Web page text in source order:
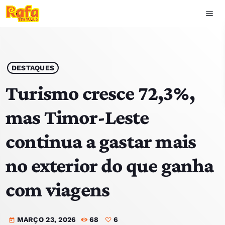
menu
play_arrow OUVIR RAFA
HOME
NOTÍCIAS
EQUIPA
TOP 15
PODCASTS
DESTAQUES
Turismo cresce 72,3%,
mas Timor-Leste
continua a gastar mais
no exterior do que ganha
com viagens
today MARÇO 23, 2026 68 6